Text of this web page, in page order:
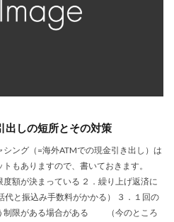
出しの短所とその対策
ング（=海外ATMでの現金引き出し）は
もありますので、書いておきます。
額が決まっている ２．繰り上げ返済に
振込み手数料がかかる） ３．１回の
制限がある場合がある （今のところ